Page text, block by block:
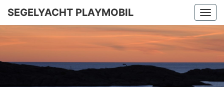
SEGELYACHT PLAYMOBIL